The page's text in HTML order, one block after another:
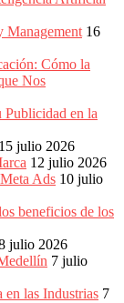
Management 16
Cómo la
Nos
en la
15 julio 2026
12 julio 2026
Ads 10 julio
beneficios de los
julio 2026
7 julio
en las Industrias 7